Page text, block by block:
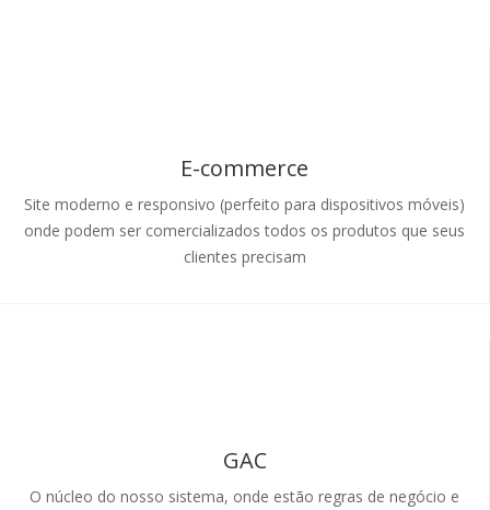
E-commerce
Site moderno e responsivo (perfeito para dispositivos móveis)
onde podem ser comercializados todos os produtos que seus
clientes precisam
GAC
O núcleo do nosso sistema, onde estão regras de negócio e